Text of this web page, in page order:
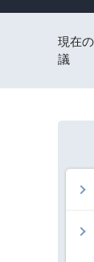
現在
議